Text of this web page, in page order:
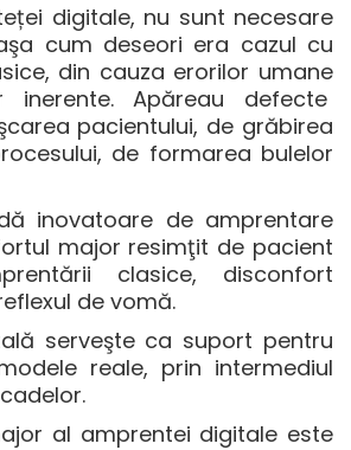
digitale, nu sunt necesare
cum deseori era cazul cu
din cauza erorilor umane
inerente. Apăreau defecte
pacientului, de grăbirea
de formarea bulelor
inovatoare de amprentare
major resimţit de pacient
clasice, disconfort
de vomă.
serveşte ca suport pentru
reale, prin intermediul
al amprentei digitale este